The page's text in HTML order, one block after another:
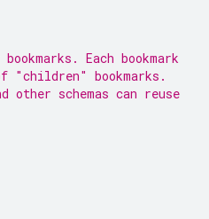
Each bookmark
bookmarks.
schemas can reuse